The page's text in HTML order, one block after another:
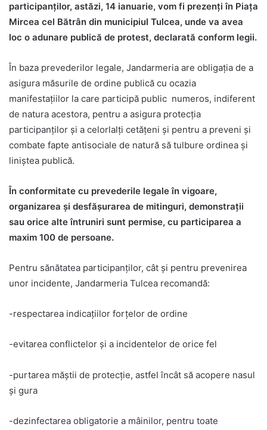
participanţilor, astăzi, 14 ianuarie, vom fi prezenţi în Piaţa
Mircea cel Bătrân din municipiul Tulcea, unde va avea
loc o adunare publică de protest, declarată conform legii.
În baza prevederilor legale, Jandarmeria are obligaţia de a
asigura măsurile de ordine publică cu ocazia
manifestaţiilor la care participă public numeros, indiferent
de natura acestora, pentru a asigura protecţia
participanţilor şi a celorlalţi cetăţeni şi pentru a preveni şi
combate fapte antisociale de natură să tulbure ordinea şi
liniştea publică.
În conformitate cu prevederile legale în vigoare,
organizarea şi desfăşurarea de mitinguri, demonstraţii
sau orice alte întruniri sunt permise, cu participarea a
maxim 100 de persoane.
Pentru sănătatea participanţilor, cât şi pentru prevenirea
unor incidente, Jandarmeria Tulcea recomandă:
-respectarea indicaţiilor forţelor de ordine
-evitarea conflictelor şi a incidentelor de orice fel
-purtarea măştii de protecţie, astfel încât să acopere nasul
şi gura
-dezinfectarea obligatorie a mâinilor, pentru toate